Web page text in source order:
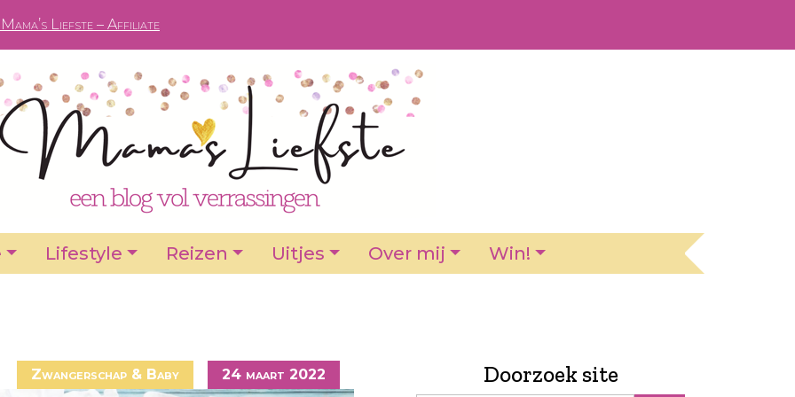
Liefste – Affiliate
Lifestyle Reizen Uitjes Over mij Win!
Zwangerschap & Baby 24 maart 2022 Doorzoek site